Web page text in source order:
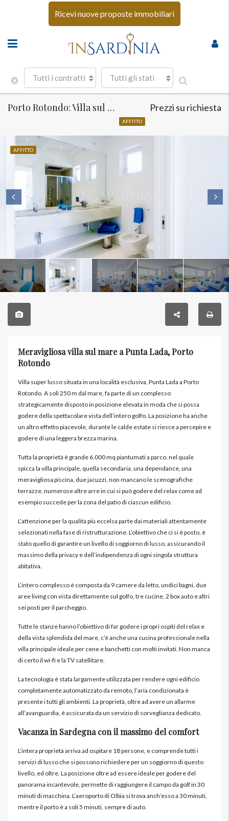
Ricevi nuove proposte immobiliari
Tutti i contratti Tutti gli stati
Porto Rotondo: Villa sul Mare con piscina
AFFITTO
Prezzi su richiesta
AFFITTO
Meravigliosa villa sul mare a Punta Lada, Porto
Rotondo
Villa super lusso situata in una località esclusiva, Punta Lada a Porto
Rotondo. A soli 250 m dal mare, fa parte di un complesso
strategicamente disposto in posizione elevata in moda che si possa
godere della spettacolare vista dell’intero golfo. La posizione ha anche
un altro effetto piacevole, durante le calde estate si riesce a percepire e
godere di una leggera brezza marina.
Tutta la proprietà è grande 6.000 mq piantumati a parco, nel quale
spicca la villa principale, quella secondaria, una dependance, una
meravigliosa piscina, due jacuzzi, non mancano le scenografiche
terrazze, numerose altre arre in cui si può godere del relax come ad
esempio succede per la zona del patio di ciascun edificio.
L’attenzione per la qualità più eccelsa parte dai materiali attentamente
selezionati nella fase di ristrutturazione. L’obiettivo che ci si è posto, è
stato quello di garantire un livello di soggiorno di lusso, assicurando il
massimo della privacy e dell’indipendenza di ogni singola struttura
abitativa.
L’intero complesso è composta da 9 camere da letto, undici bagni, due
aree living con vista direttamente sul golfo, tre cucine, 2 box auto e altri
sei posti per il parcheggio.
Tutte le stanze hanno l’obiettivo di far godere i propri ospiti del relax e
della vista splendida del mare, c’è anche una cucina professionale nella
villa principale ideale per cene e banchetti con molti invitati. Non manca
di certo il wi-fi e la TV satellitare.
La tecnologia è stata largamente utilizzata per rendere ogni edificio
completamente automatizzato da remoto, l’aria condizionata è
presente i tutti gli ambienti. La proprietà, oltre ad avere un allarme
all’avanguardia, è assicurata da un servizio di sorveglianza dedicato.
Vacanza in Sardegna con il massimo del comfort
L’intera proprietà arriva ad ospitare 18 persone, e comprende tutti i
servizi di lusso che si possono richiedere per un soggiorno di questo
livello, ed oltre. La posizione oltre ad essere ideale per godere del
panorama incantevole, permette di raggiungere il campo da golf in 30
minuti di macchina. L’aeroporto di Olbia si trova anch’esso a 30 minuti,
mentre il porto è a soli 5 minuti, sempre di auto.